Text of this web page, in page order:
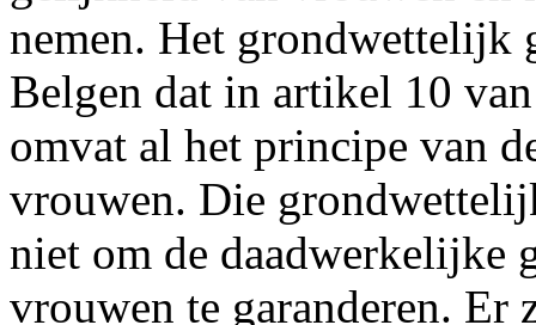
nemen. Het grondwettelijk
Belgen dat in artikel 10
omvat al het principe van
vrouwen. Die
niet om de daadwerkelijke
vrouwen te garanderen.